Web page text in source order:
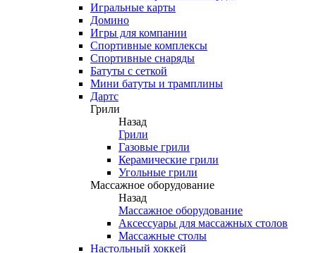
Игральные карты
Домино
Игры для компании
Спортивные комплексы
Спортивные снаряды
Батуты с сеткой
Мини батуты и трамплины
Дартс
Грили
Назад
Грили
Газовые грили
Керамические грили
Угольные грили
Массажное оборудование
Назад
Массажное оборудование
Аксессуары для массажных столов
Массажные столы
Настольный хоккей